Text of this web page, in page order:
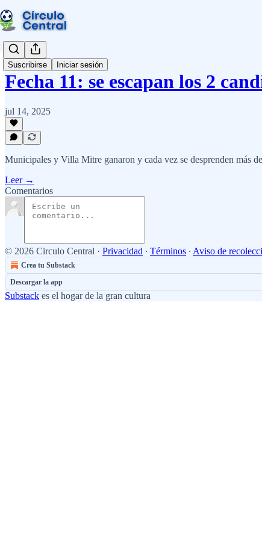
Suscribirse Iniciar sesión
Fecha 11: se escapan los 2
jul 14, 2025
Municipales y Villa Mitre ganaron y cada vez se desprenden más
Leer →
Comentarios
© 2026 Circulo Central · Privacidad ∙ Términos ∙ Aviso de
Crea tu Substack
Descargar la app
Substack es el hogar de la gran cultura